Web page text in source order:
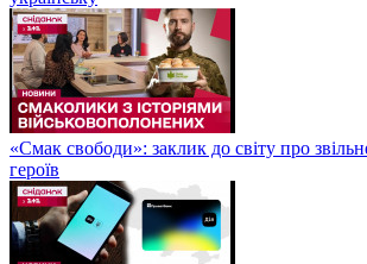
«Смак свободи»: заклик до світу про
героїв